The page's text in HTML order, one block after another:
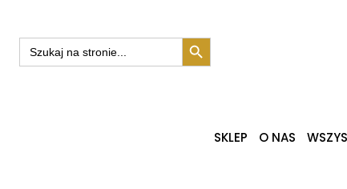
Search
for:
Search Button
SKLEP O NAS